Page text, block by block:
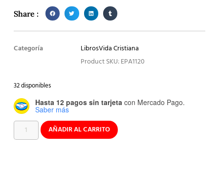
Share :
Categoría LibrosVida Cristiana
Product SKU: EPA1120
32 disponibles
Hasta 12 pagos sin tarjeta con Mercado Pago.
Saber más
AÑADIR AL CARRITO